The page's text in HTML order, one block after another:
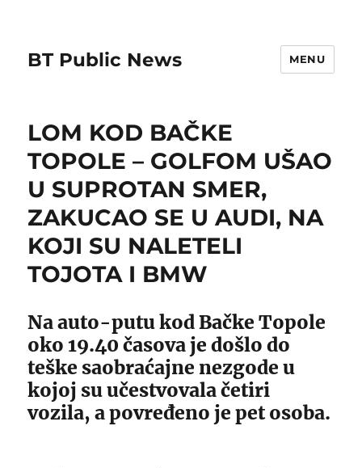
BT Public News MENU
LOM KOD BAČKE
TOPOLE – GOLFOM UŠAO
U SUPROTAN SMER,
ZAKUCAO SE U AUDI, NA
KOJI SU NALETELI
TOJOTA I BMW
Na auto-putu kod Bačke Topole
oko 19.40 časova je došlo do
teške saobraćajne nezgode u
kojoj su učestvovala četiri
vozila, a povređeno je pet osoba.